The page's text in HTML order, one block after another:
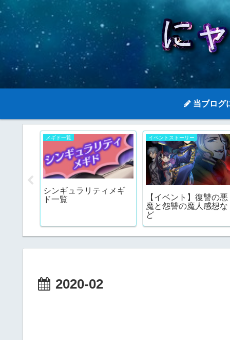
当ブログ
メギド一覧
シンギュラリティメギ
ド一覧
イベントストーリー
【イベント】復讐の悪
魔と怨讐の魔人感想な
ど
2020-02